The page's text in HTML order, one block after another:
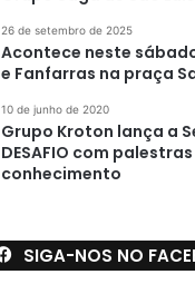
26 de setembro de 2025
Acontece neste
e Fanfarras na praça
10 de junho de 2020
Grupo Kroton lança a
DESAFIO com
conhecimento
SIGA-NOS NO